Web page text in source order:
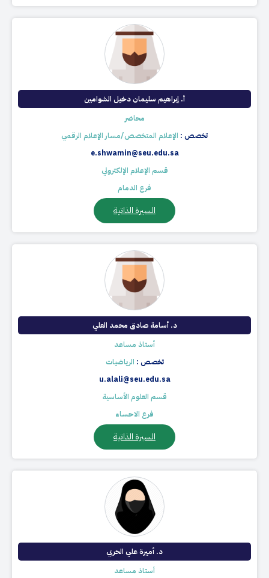
أ. إبراهيم سليمان دخيل الشوامين
محاضر
تخصص : الإعلام المتخصص/مسار الإعلام الرقمي
e.shwamin@seu.edu.sa
قسم الإعلام الإلكتروني
فرع الدمام
السيرة الذاتية
د. أسامة صادق محمد العلي
أستاذ مساعد
تخصص : الرياضيات
u.alali@seu.edu.sa
قسم العلوم الأساسية
فرع الاحساء
السيرة الذاتية
د. أميرة علي الحربي
أستاذ مساعد